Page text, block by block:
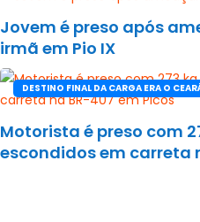
Jovem é preso após
irmã em Pio IX
DESTINO FINAL DA CARGA ERA O
Motorista é preso com
escondidos em carreta